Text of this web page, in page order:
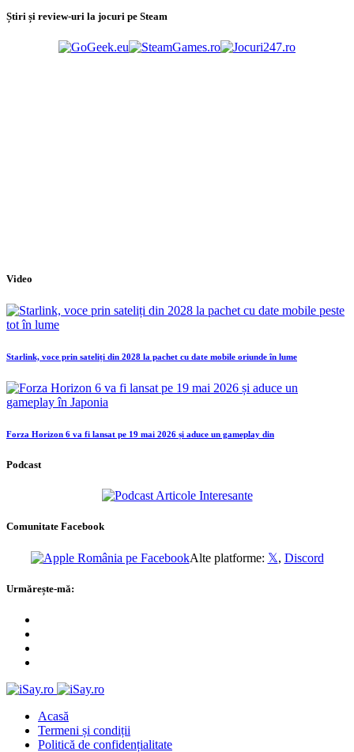
Știri și review-uri la jocuri pe Steam
Video
Starlink, voce prin sateliți din 2028 la pachet cu date mobile oriunde în lume
Forza Horizon 6 va fi lansat pe 19 mai 2026 și aduce un gameplay din
Podcast
Comunitate Facebook
Alte platforme: 𝕏, Discord
Urmărește-mă:
Acasă
Termeni și condiții
Politică de confidențialitate